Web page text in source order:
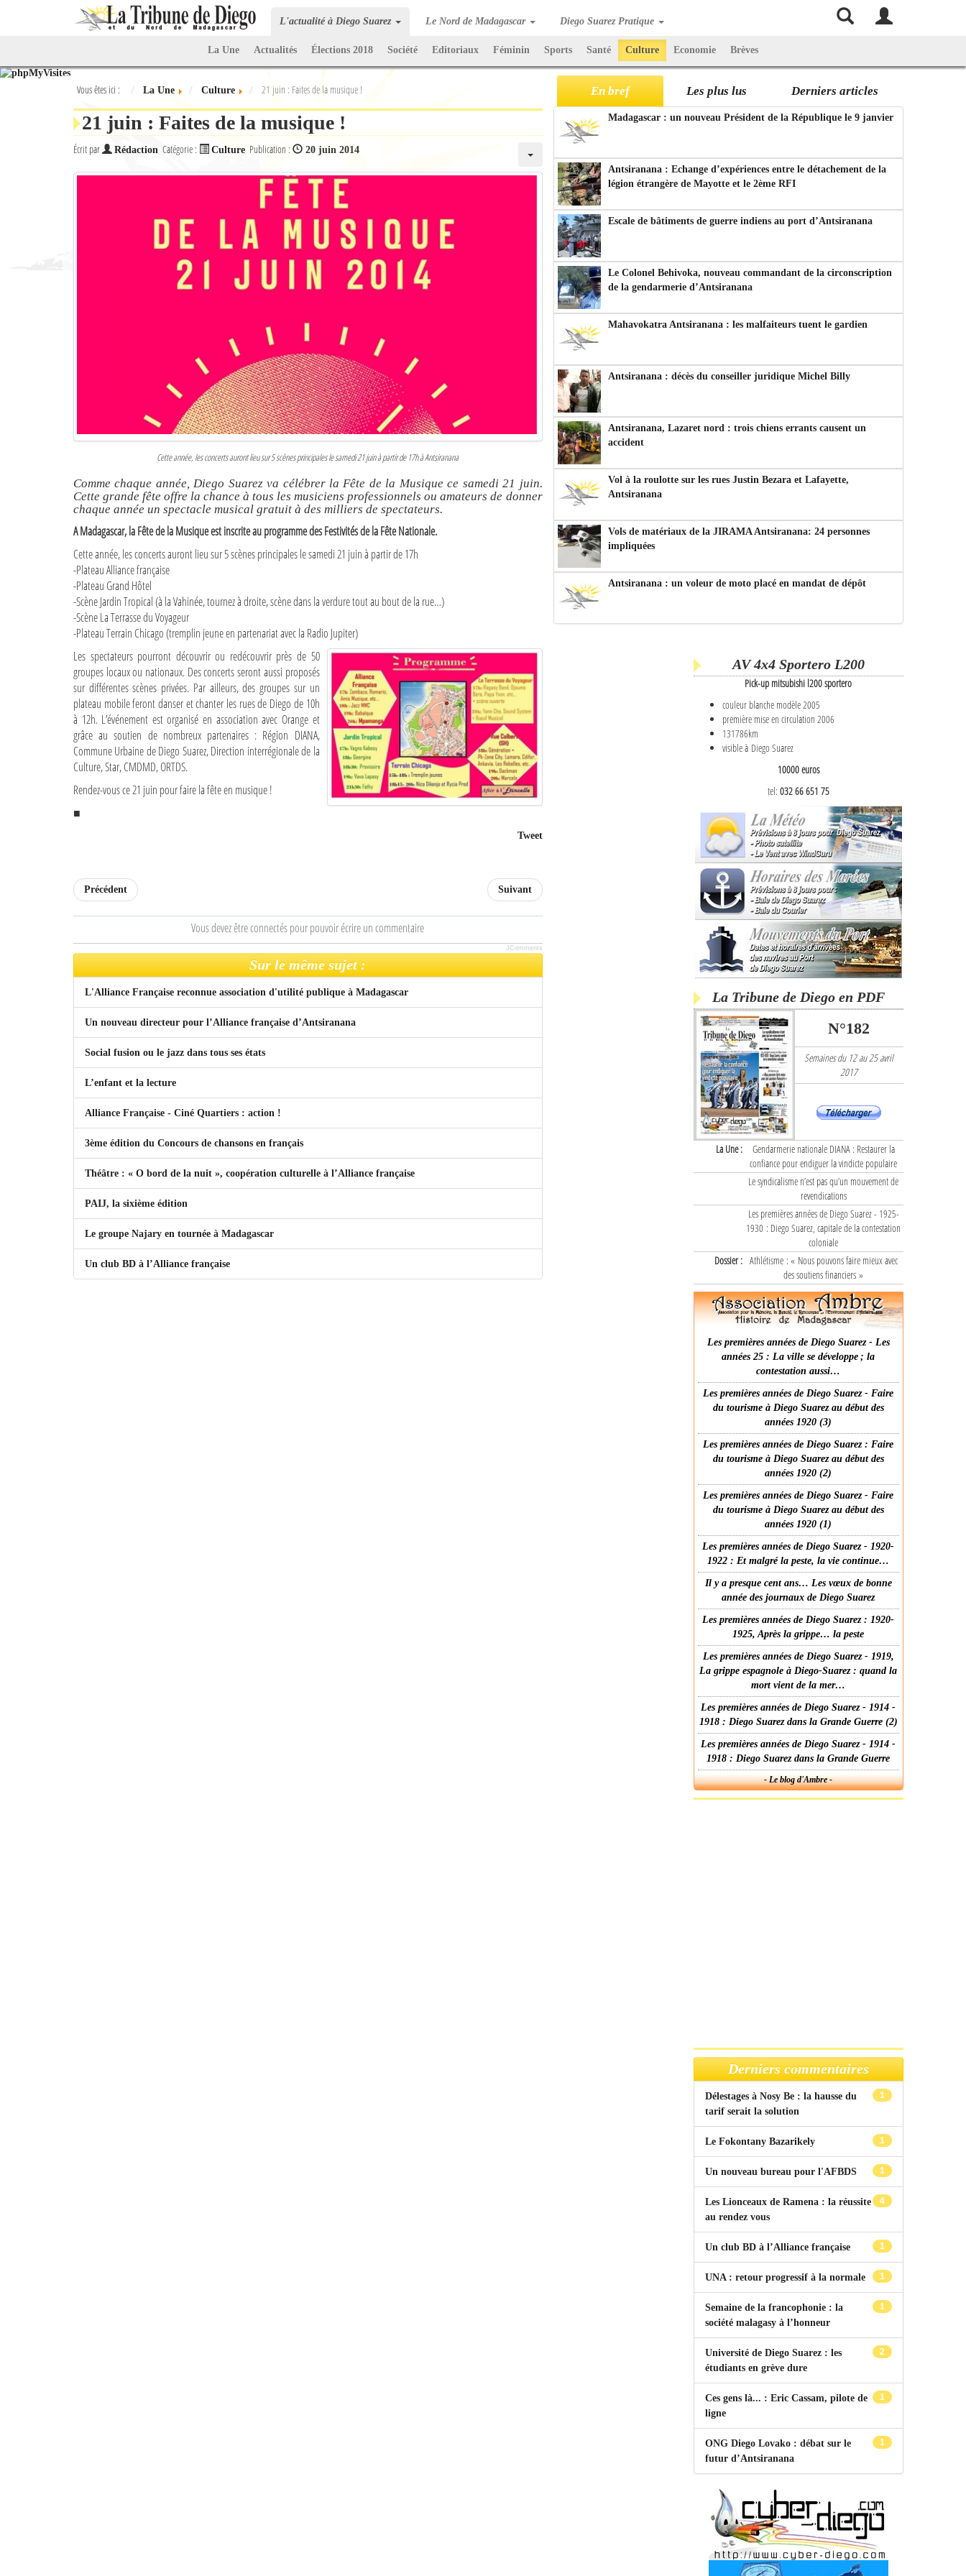
L'actualité à Diego Suarez Le Nord de Madagascar Diego Suarez Pratique
La Une Actualités Élections 2018 Société Editoriaux Féminin Sports Santé Culture Economie Brèves
Vous êtes ici : La Une Culture 21 juin : Faites de la musique !
21 juin : Faites de la musique !
Écrit par Rédaction Catégorie : Culture Publication : 20 juin 2014
Cette année, les concerts auront lieu sur 5 scènes principales le samedi 21 juin à partir de 17h à Antsiranana
Comme chaque année, Diego Suarez va célébrer la Fête de la Musique ce samedi 21 juin.
Cette grande fête offre la chance à tous les musiciens professionnels ou amateurs de donner
chaque année un spectacle musical gratuit à des milliers de spectateurs.
A Madagascar, la Fête de la Musique est inscrite au programme des Festivités de la Fête Nationale.
Cette année, les concerts auront lieu sur 5 scènes principales le samedi 21 juin à partir de 17h
-Plateau Alliance française
-Plateau Grand Hôtel
-Scène Jardin Tropical (à la Vahinée, tournez à droite, scène dans la verdure tout au bout de la rue…)
-Scène La Terrasse du Voyageur
-Plateau Terrain Chicago (tremplin jeune en partenariat avec la Radio Jupiter)
Les spectateurs pourront découvrir ou redécouvrir près de 50
groupes locaux ou nationaux. Des concerts seront aussi proposés
sur différentes scènes privées. Par ailleurs, des groupes sur un
plateau mobile feront danser et chanter les rues de Diego de 10h
à 12h. L’événement est organisé en association avec Orange et
grâce au soutien de nombreux partenaires : Région DIANA,
Commune Urbaine de Diego Suarez, Direction interrégionale de la
Culture, Star, CMDMD, ORTDS.
Rendez-vous ce 21 juin pour faire la fête en musique !
■
Tweet
Précédent Suivant
Vous devez être connectés pour pouvoir écrire un commentaire
JComments
Sur le même sujet :
L'Alliance Française reconnue association d'utilité publique à Madagascar
Un nouveau directeur pour l’Alliance française d’Antsiranana
Social fusion ou le jazz dans tous ses états
L’enfant et la lecture
Alliance Française - Ciné Quartiers : action !
3ème édition du Concours de chansons en français
Théâtre : « O bord de la nuit », coopération culturelle à l’Alliance française
PAIJ, la sixième édition
Le groupe Najary en tournée à Madagascar
Un club BD à l’Alliance française
En bref Les plus lus Derniers articles
Madagascar : un nouveau Président de la République le 9 janvier
Antsiranana : Echange d’expériences entre le détachement de la
légion étrangère de Mayotte et le 2ème RFI
Escale de bâtiments de guerre indiens au port d’Antsiranana
Le Colonel Behivoka, nouveau commandant de la circonscription
de la gendarmerie d’Antsiranana
Mahavokatra Antsiranana : les malfaiteurs tuent le gardien
Antsiranana : décès du conseiller juridique Michel Billy
Antsiranana, Lazaret nord : trois chiens errants causent un
accident
Vol à la roulotte sur les rues Justin Bezara et Lafayette,
Antsiranana
Vols de matériaux de la JIRAMA Antsiranana: 24 personnes
impliquées
Antsiranana : un voleur de moto placé en mandat de dépôt
AV 4x4 Sportero L200
Pick-up mitsubishi l200 sportero
couleur blanche modèle 2005
première mise en circulation 2006
131786km
visible à Diego Suarez
10000 euros
tel: 032 66 651 75
La Tribune de Diego en PDF
N°182
Semaines du 12 au 25 avril
2017
La Une :
Gendarmerie nationale DIANA : Restaurer la
confiance pour endiguer la vindicte populaire
Le syndicalisme n’est pas qu’un mouvement de
revendications
Les premières années de Diego Suarez - 1925-
1930 : Diego Suarez, capitale de la contestation
coloniale
Dossier : Athlétisme : « Nous pouvons faire mieux avec
des soutiens financiers »
Les premières années de Diego Suarez - Les
années 25 : La ville se développe ; la
contestation aussi…
Les premières années de Diego Suarez - Faire
du tourisme à Diego Suarez au début des
années 1920 (3)
Les premières années de Diego Suarez : Faire
du tourisme à Diego Suarez au début des
années 1920 (2)
Les premières années de Diego Suarez - Faire
du tourisme à Diego Suarez au début des
années 1920 (1)
Les premières années de Diego Suarez - 1920-
1922 : Et malgré la peste, la vie continue…
Il y a presque cent ans… Les vœux de bonne
année des journaux de Diego Suarez
Les premières années de Diego Suarez : 1920-
1925, Après la grippe… la peste
Les premières années de Diego Suarez - 1919,
La grippe espagnole à Diego-Suarez : quand la
mort vient de la mer…
Les premières années de Diego Suarez - 1914 -
1918 : Diego Suarez dans la Grande Guerre (2)
Les premières années de Diego Suarez - 1914 -
1918 : Diego Suarez dans la Grande Guerre
- Le blog d'Ambre -
Derniers commentaires
1
Délestages à Nosy Be : la hausse du
tarif serait la solution
1
Le Fokontany Bazarikely
1
Un nouveau bureau pour l'AFBDS
4
Les Lionceaux de Ramena : la réussite
au rendez vous
1
Un club BD à l’Alliance française
1
UNA : retour progressif à la normale
1
Semaine de la francophonie : la
société malagasy à l’honneur
2
Université de Diego Suarez : les
étudiants en grève dure
1
Ces gens là... : Eric Cassam, pilote de
ligne
1
ONG Diego Lovako : débat sur le
futur d’Antsiranana